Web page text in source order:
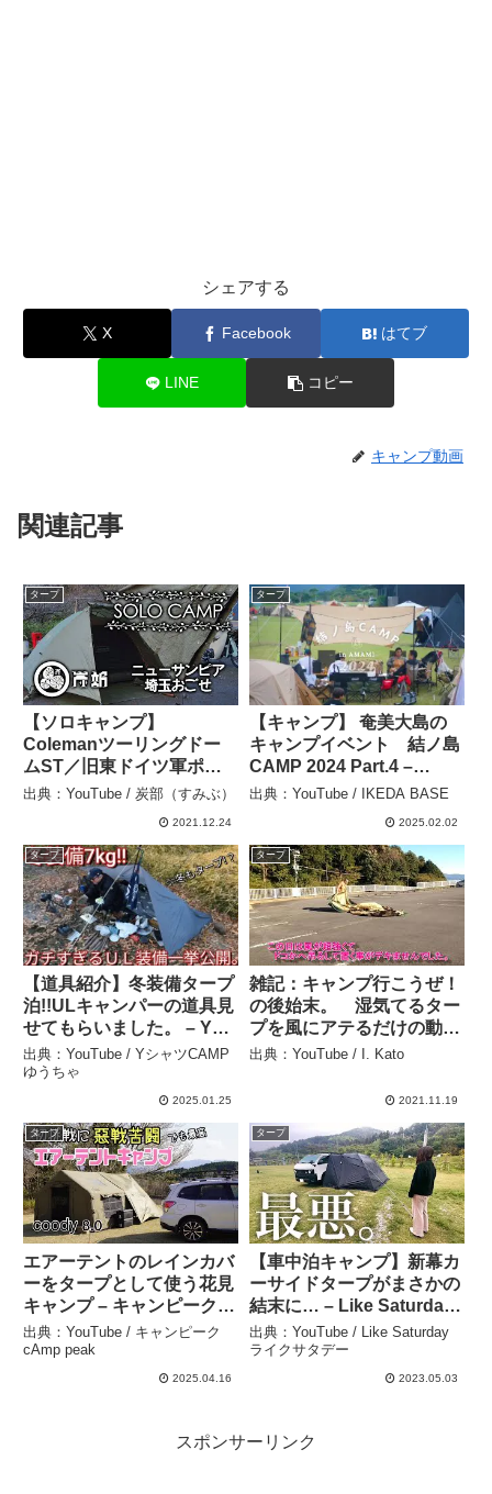
シェアする
X Facebook はてブ
LINE コピー
キャンプ動画
関連記事
タープ
【ソロキャンプ】
Colemanツーリングドー
ムST／旧東ドイツ軍ポン
チョタープ《ニューサンピ
出典：YouTube / 炭部（すみぶ）
2021.12.24
タープ
【キャンプ】 奄美大島の
キャンプイベント 結ノ島
CAMP 2024 Part.4 –
IKEDA BASE
出典：YouTube / IKEDA BASE
2025.02.02
タープ
【道具紹介】冬装備タープ
泊!!ULキャンパーの道具見
せてもらいました。 – Yシ
ャツCAMPゆうちゃ
出典：YouTube / YシャツCAMP
ゆうちゃ
2025.01.25
タープ
雑記：キャンプ行こうぜ！
の後始末。 湿気てるター
プを風にアテるだけの動
画。＝Coleman Para
出典：YouTube / I. Kato
2021.11.19
タープ
エアーテントのレインカバ
ーをタープとして使う花見
キャンプ – キャンピーク
cAmp peak
出典：YouTube / キャンピーク
cAmp peak
2025.04.16
タープ
【車中泊キャンプ】新幕カ
ーサイドタープがまさかの
結末に… – Like Saturday
ライクサタデー
出典：YouTube / Like Saturday
ライクサタデー
2023.05.03
スポンサーリンク